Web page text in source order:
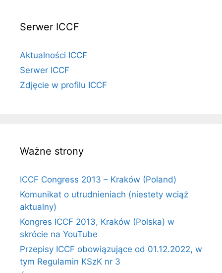
Serwer ICCF
Aktualności ICCF
Serwer ICCF
Zdjęcie w profilu ICCF
Ważne strony
ICCF Congress 2013 – Kraków (Poland)
Komunikat o utrudnieniach (niestety wciąż
aktualny)
Kongres ICCF 2013, Kraków (Polska) w
skrócie na YouTube
Przepisy ICCF obowiązujące od 01.12.2022, w
tym Regulamin KSzK nr 3